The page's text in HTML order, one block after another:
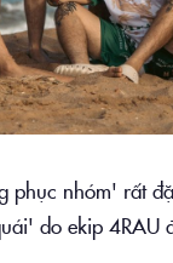
nhóm' rất
do ekip 4RAU